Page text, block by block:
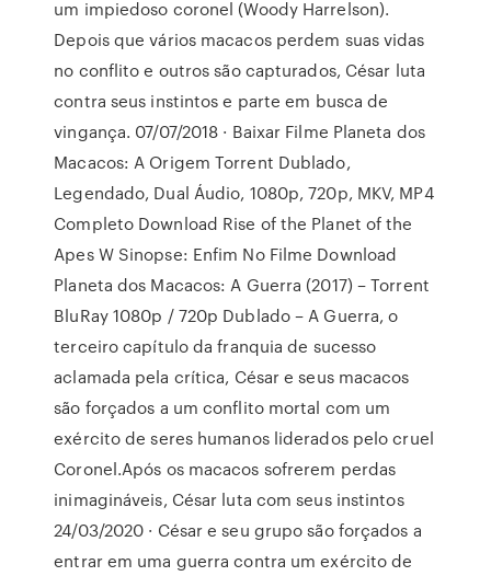
um impiedoso coronel (Woody Harrelson).
Depois que vários macacos perdem suas vidas
no conflito e outros são capturados, César luta
contra seus instintos e parte em busca de
vingança. 07/07/2018 · Baixar Filme Planeta dos
Macacos: A Origem Torrent Dublado,
Legendado, Dual Áudio, 1080p, 720p, MKV, MP4
Completo Download Rise of the Planet of the
Apes W Sinopse: Enfim No Filme Download
Planeta dos Macacos: A Guerra (2017) – Torrent
BluRay 1080p / 720p Dublado – A Guerra, o
terceiro capítulo da franquia de sucesso
aclamada pela crítica, César e seus macacos
são forçados a um conflito mortal com um
exército de seres humanos liderados pelo cruel
Coronel.Após os macacos sofrerem perdas
inimagináveis, César luta com seus instintos
24/03/2020 · César e seu grupo são forçados a
entrar em uma guerra contra um exército de